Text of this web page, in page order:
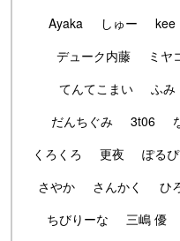
Ayaka
しゅー kee
デューク内藤
ミヤ
てんてこまい
ふみ
だんちぐみ
3t06
くろくろ
更夜 ぽる
さやか
さんかく ひ
ちびりーな
三嶋 優